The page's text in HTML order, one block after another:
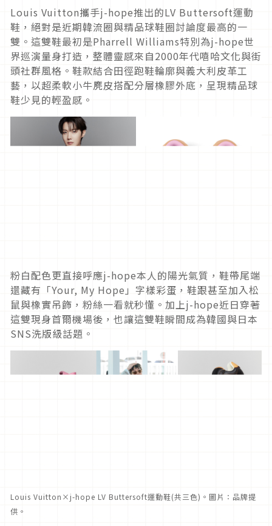
Louis Vuitton攜手j-hope推出的LV Buttersoft運動
鞋，絕對是近期韓流圈與精品球鞋圈討論度最高的一
雙。這雙鞋最初是Pharrell Williams特別為j-hope世
界巡演量身打造，整體靈感來自2000年代嘻哈文化與街
頭社群風格。鞋款結合田徑跑鞋輪廓與義大利皮革工
藝，以超柔軟小牛麂皮搭配分層橡膠外底，呈現精品球
鞋少見的輕盈感。
粉白配色更直接呼應j-hope本人的陽光氣質，鞋帶尾端
還藏有「Your, My Hope」字樣彩蛋，鞋跟甚至加入松
鼠與橡實吊飾，粉絲一看就秒懂。加上j-hope近日穿著
這雙現身首爾機場後，也讓這雙鞋瞬間成為韓國與日本
SNS洗版級話題。
Louis Vuitton×j-hope LV Buttersoft運動鞋(共三色)。圖片：品牌提
供。